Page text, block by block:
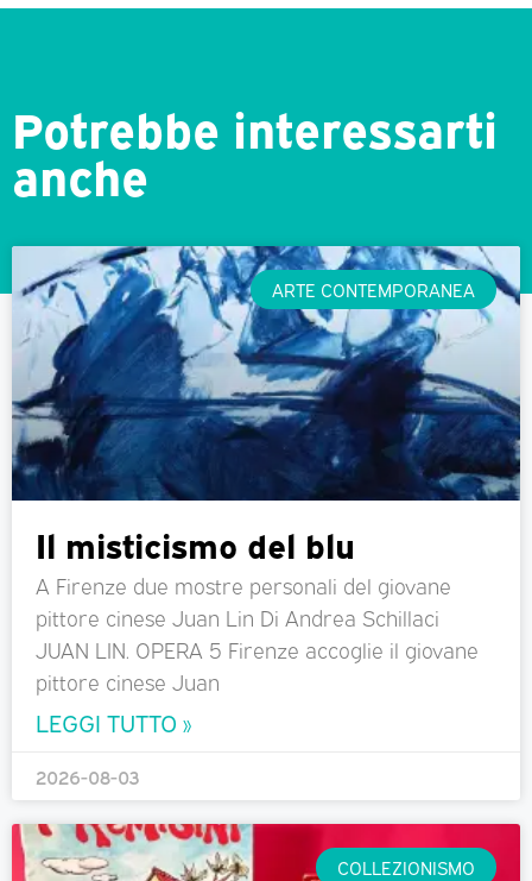
Potrebbe interessarti
anche
ARTE CONTEMPORANEA
Il misticismo del blu
A Firenze due mostre personali del giovane
pittore cinese Juan Lin Di Andrea Schillaci
JUAN LIN. OPERA 5 Firenze accoglie il giovane
pittore cinese Juan
LEGGI TUTTO »
2026-08-03
COLLEZIONISMO